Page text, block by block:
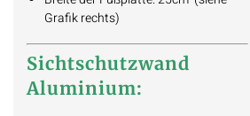
Grafik rechts)
Sichtschutzwand
Aluminium: